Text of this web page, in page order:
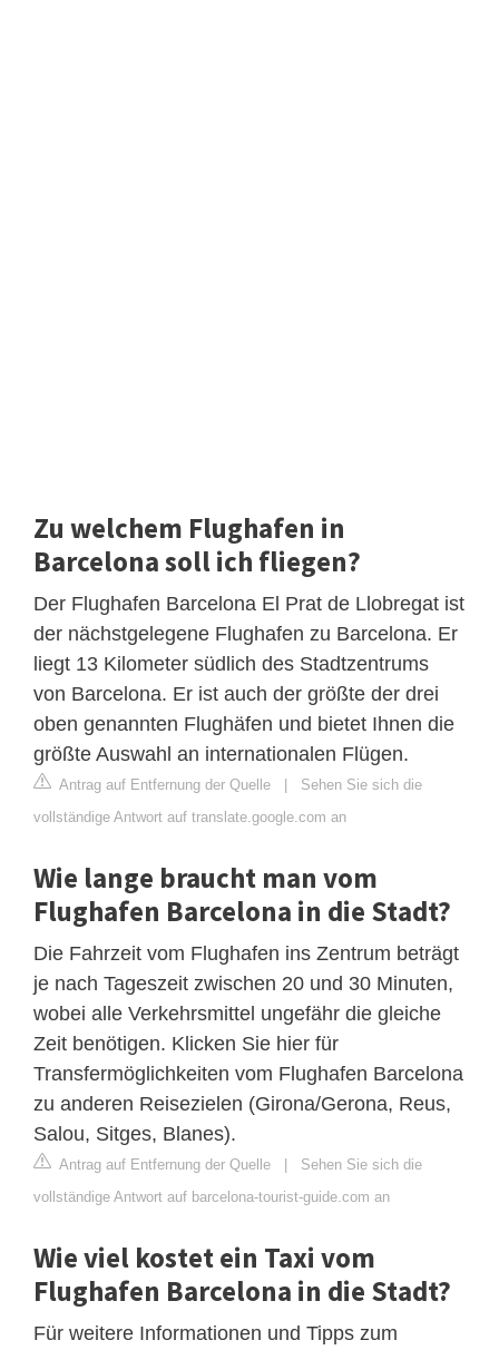
Zu welchem ​​Flughafen in
Barcelona soll ich fliegen?
Der Flughafen Barcelona El Prat de Llobregat ist
der nächstgelegene Flughafen zu Barcelona. Er
liegt 13 Kilometer südlich des Stadtzentrums
von Barcelona. Er ist auch der größte der drei
oben genannten Flughäfen und bietet Ihnen die
größte Auswahl an internationalen Flügen.
Antrag auf Entfernung der Quelle | Sehen Sie sich die
vollständige Antwort auf translate.google.com an
Wie lange braucht man vom
Flughafen Barcelona in die Stadt?
Die Fahrzeit vom Flughafen ins Zentrum beträgt
je nach Tageszeit zwischen 20 und 30 Minuten,
wobei alle Verkehrsmittel ungefähr die gleiche
Zeit benötigen. Klicken Sie hier für
Transfermöglichkeiten vom Flughafen Barcelona
zu anderen Reisezielen (Girona/Gerona, Reus,
Salou, Sitges, Blanes).
Antrag auf Entfernung der Quelle | Sehen Sie sich die
vollständige Antwort auf barcelona-tourist-guide.com an
Wie viel kostet ein Taxi vom
Flughafen Barcelona in die Stadt?
Für weitere Informationen und Tipps zum